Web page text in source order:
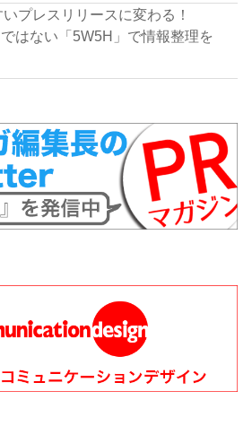
プレスリリースに変わる！
ではない「5W5H」で情報整理を